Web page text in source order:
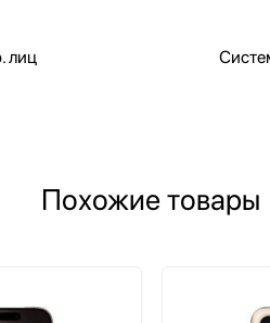
лиц
Похожие товары